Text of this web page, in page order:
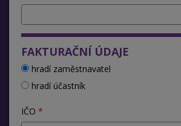
FAKTURAČNÍ ÚDAJE
hradí zaměstnavatel
hradí účastník
IČO